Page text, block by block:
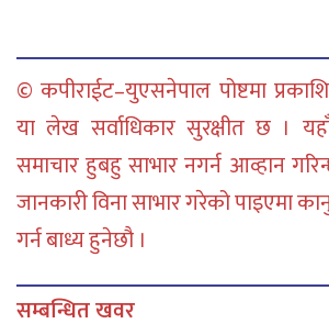
© कपीराईट–युएसनेपाल पोष्टमा
या लेख सर्वाधिकार सुरक्षीत छ ।
समाचार हुबहु साभार नगर्न आव्हान
जानकारी विना साभार गरेको पाइएमा
गर्न बाध्य हुनेछौ ।
सम्बन्धित खवर